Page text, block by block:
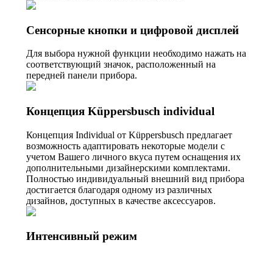
Сенсорные кнопки и цифровой дисплей
Для выбора нужной функции необходимо нажать на
соответствующий значок, расположенный на
передней панели прибора.
Концепция Küppersbusch individual
Концепция Individual от Küppersbusch предлагает
возможность адаптировать некоторые модели с
учетом Вашего личного вкуса путем оснащения их
дополнительными дизайнерскими комплектами.
Полностью индивидуальный внешний вид прибора
достигается благодаря одному из различных
дизайнов, доступных в качестве аксессуаров.
Интенсивный режим